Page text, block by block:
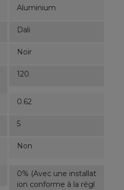
Aluminium
Dali
Noir
120
0.62
5
Non
0% (Avec une installat
ion conforme à la régl